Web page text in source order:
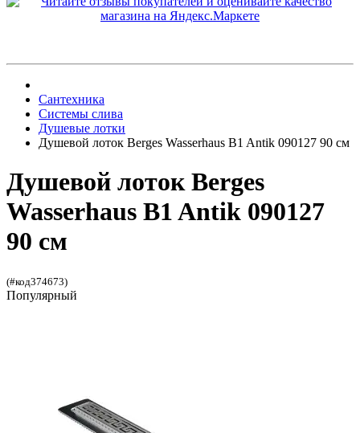
Сантехника
Системы слива
Душевые лотки
Душевой лоток Berges Wasserhaus B1 Antik 090127 90 см
Душевой лоток Berges
Wasserhaus B1 Antik 090127
90 см
(#код374673)
Популярный